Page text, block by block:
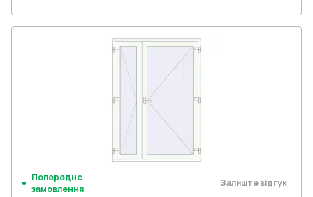
Попереднє
замовлення
Залиште відгук